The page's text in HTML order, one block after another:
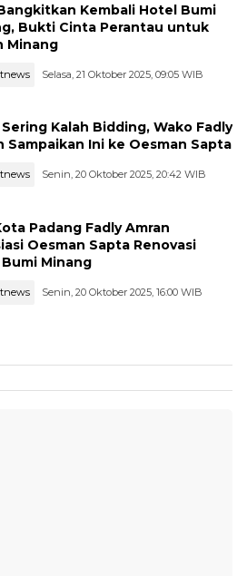
Kembali Hotel Bumi
Bukti Cinta Perantau untuk
Minang
Selasa, 21 Oktober 2025, 09:05 WIB
Kalah Bidding, Wako Fadly
Sampaikan Ini ke Oesman Sapta
Senin, 20 Oktober 2025, 20:42 WIB
Padang Fadly Amran
Oesman Sapta Renovasi
Minang
Senin, 20 Oktober 2025, 16:00 WIB